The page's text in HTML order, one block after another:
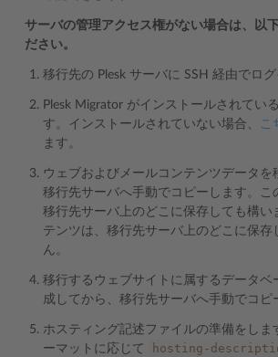
サーバの管理アクセス権がない場合は、以
ださい。
移行先の Plesk サーバに SSH 経由でログ
Plesk Migrator がインストールされてい
す。インストールされていない場合、
こ
ます。
ウェブおよびメールコンテンツデータを
移行先サーバへ手動でコピーします。こ
移行先サーバ上のどこに保存しても構い
テンツは、移行先サーバ上のどこに保存
ん。
移行するウェブサイトに属するデータベ
成してから、移行先サーバへ手動でコピ
ホスティング記述ファイルの準備をしま
ーマットに応じて
hosting-